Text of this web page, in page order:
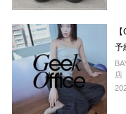
予
店